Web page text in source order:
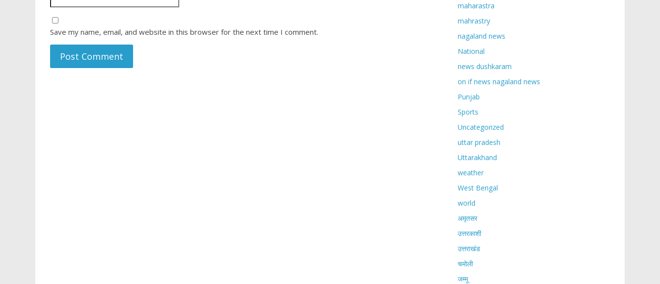
Save my name, email, and website in this browser for the next time I comment.
maharastra
mahrastry
nagaland news
National
news dushkaram
on if news nagaland news
Punjab
Sports
Uncategorized
uttar pradesh
Uttarakhand
weather
West Bengal
world
अमृतसर
उत्तरकाशी
उत्तराखंड
चमोली
जम्मू